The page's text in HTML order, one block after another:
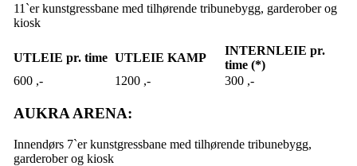
11`er kunstgressbane med tilhørende tribunebygg, garderober og
kiosk
UTLEIE pr. time UTLEIE KAMP
INTERNLEIE pr.
time (*)
600 ,-
1200 ,- 300 ,-
AUKRA ARENA:
Innendørs 7`er kunstgressbane med tilhørende tribunebygg,
garderober og kiosk